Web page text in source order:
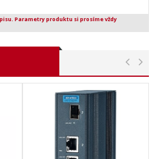
Parametry produktu si prosíme vždy